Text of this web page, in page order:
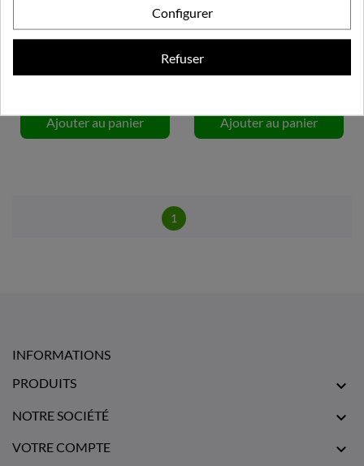
2,5 Kg - Cacao Maigre En...
Ajouter au panier
400 Gr - Cacao Maigre En...
Ajouter au panier
1
INFORMATIONS
PRODUITS

NOTRE SOCIÉTÉ 
VOTRE COMPTE 
Configurer
Refuser